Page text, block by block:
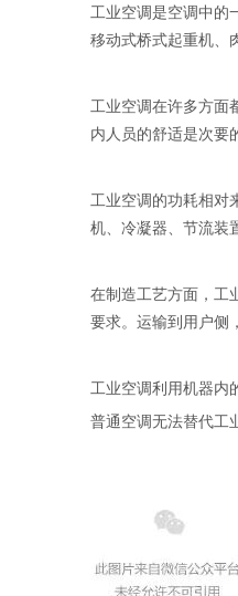
工业空调是空调中的
移动式桥式起重机、
工业空调在许多方面
内人员的舒适是次要
工业空调的功耗相对
机、冷凝器、节流装
在制造工艺方面，工
要求。运输到用户侧
工业空调利用机器内
普通空调无法替代工